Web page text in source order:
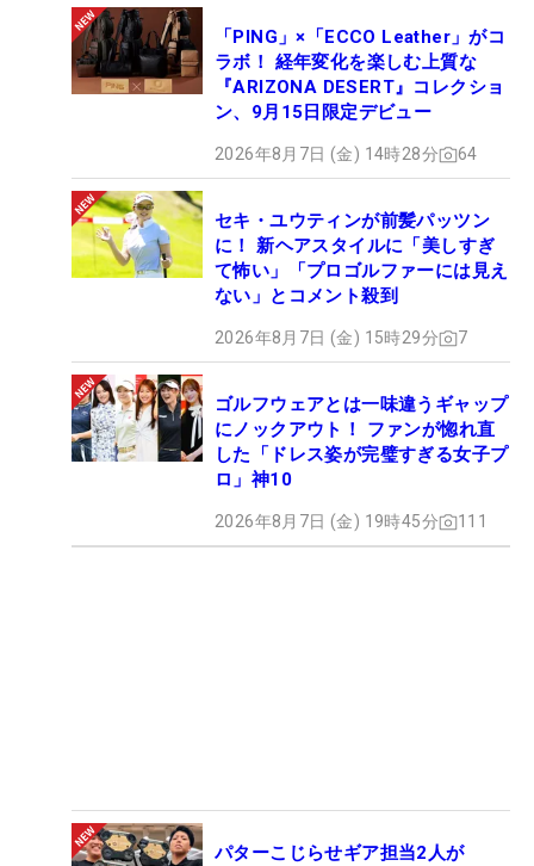
「PING」×「ECCO Leather」がコ
ラボ！ 経年変化を楽しむ上質な
『ARIZONA DESERT』コレクショ
ン、9月15日限定デビュー
2026年8月7日 (金) 14時28分 64
セキ・ユウティンが前髪パッツン
に！ 新ヘアスタイルに「美しすぎ
て怖い」「プロゴルファーには見え
ない」とコメント殺到
2026年8月7日 (金) 15時29分 7
ゴルフウェアとは一味違うギャップ
にノックアウト！ ファンが惚れ直
した「ドレス姿が完璧すぎる女子プ
ロ」神10
2026年8月7日 (金) 19時45分 111
パターこじらせギア担当2人が